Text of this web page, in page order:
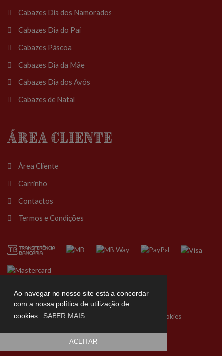
Ao navegar no nosso site está a concordar
com a nossa política de utilização de
cookies.
SABER MAIS
ACEITAR
Cabazes Dia dos Namorados
Cabazes Dia do Pai
Cabazes Páscoa
Cabazes Dia da Mãe
Cabazes Dia dos Avós
Cabazes de Natal
Área Cliente
Área Cliente
Carrinho
Contactos
Termos e Condições
Livro de Reclamações Entidades RAL
Política de Cookies
© 2026 Cunho Português